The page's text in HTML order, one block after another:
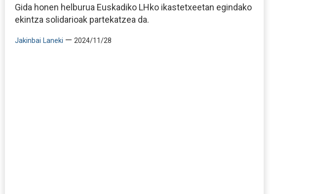
Gida honen helburua Euskadiko LHko ikastetxeetan egindako
ekintza solidarioak partekatzea da.
Jakinbai Laneki — 2024/11/28